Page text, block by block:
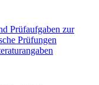
Prüfaufgaben zur
Prüfungen